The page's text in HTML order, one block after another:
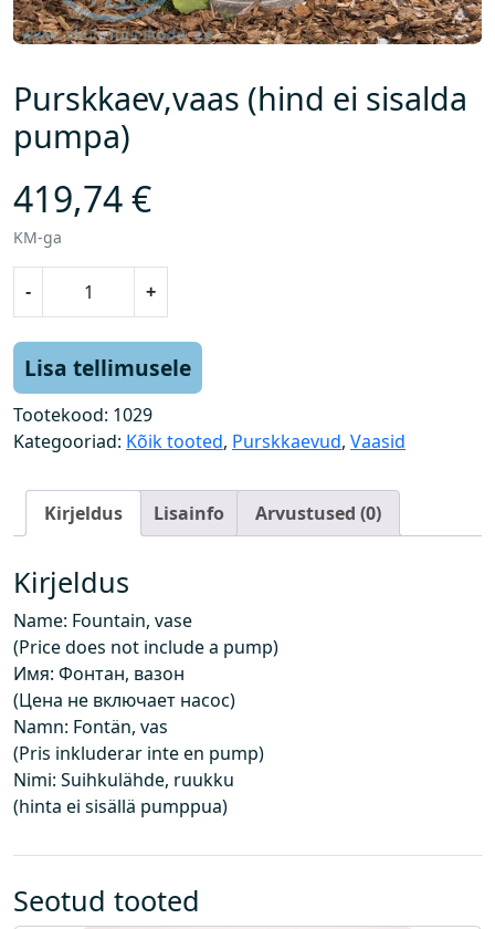
Purskkaev,vaas (hind ei sisalda
pumpa)
419,74€
KM-ga
-
k
k
a
v
a
a
s
(
h
i
n
d
e
i
i
s
a
+
Lisa tellimusele
Tootekood: 1029
Kategooriad: Kõik tooted, Purskkaevud, Vaasid
Kirjeldus Lisainfo Arvustused (0)
Kirjeldus
Name: Fountain, vase
(Price does not include a pump)
Имя: Фонтан, вазон
(Цена не включает насос)
Namn: Fontän, vas
(Pris inkluderar inte en pump)
Nimi: Suihkulähde, ruukku
(hinta ei sisällä pumppua)
Seotud tooted